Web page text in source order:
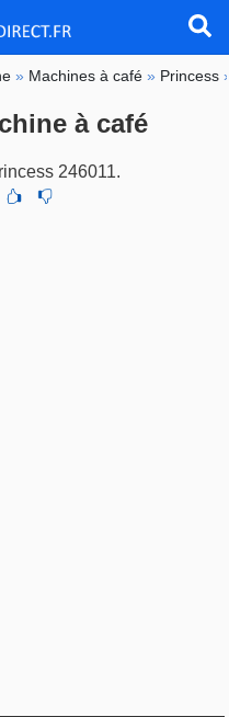
» Machines à café » Princess
à café
246011.